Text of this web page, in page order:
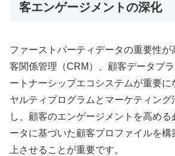
客エンゲージメントの深化
ファーストパーティデータの重要性
客関係管理（CRM）、顧客データプ
ートナーシップエコシステムが重要に
ヤルティプログラムとマーケティング
し、顧客のエンゲージメントを高める
ータに基づいた顧客プロファイルを構
上させることが重要です。